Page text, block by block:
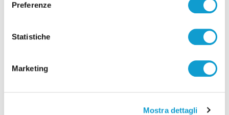
Preferenze
Statistiche
Marketing
Mostra dettagli